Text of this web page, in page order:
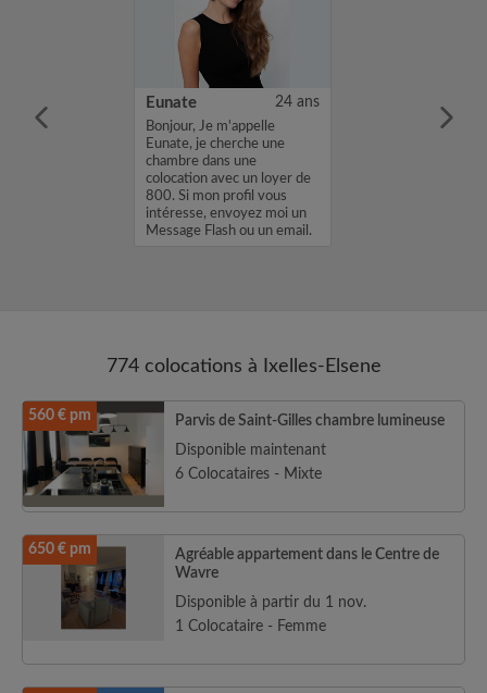
votre
Eunate 24 ans
Bonjour, Je m'appelle
Eunate, je cherche une
chambre dans une
colocation avec un loyer de
800. Si mon profil vous
intéresse, envoyez moi un
Message Flash ou un email.
774 colocations à Ixelles-Elsene
560 € pm
Parvis de Saint-Gilles chambre lumineuse
Disponible maintenant
6 Colocataires - Mixte
650 € pm
Agréable appartement dans le Centre de
Wavre
Disponible à partir du 1 nov.
1 Colocataire - Femme